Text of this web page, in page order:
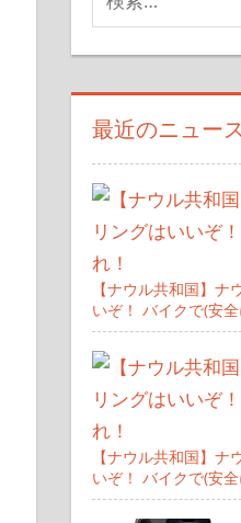
索
対
最近のニュー
【ナウル共和国】
いぞ！ バイクで(安全
【ナウル共和国】
いぞ！ バイクで(安全